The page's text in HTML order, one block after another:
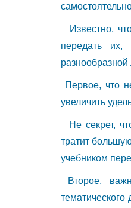
Известно,
передать
Первое, что
увеличить
Не секрет,
тратит
учебником
Второе,